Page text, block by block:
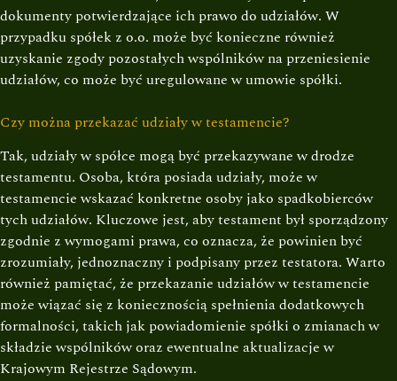
dokumenty potwierdzające ich prawo do udziałów. W
przypadku spółek z o.o. może być konieczne również
uzyskanie zgody pozostałych wspólników na przeniesienie
udziałów, co może być uregulowane w umowie spółki.
Czy można przekazać udziały w testamencie?
Tak, udziały w spółce mogą być przekazywane w drodze
testamentu. Osoba, która posiada udziały, może w
testamencie wskazać konkretne osoby jako spadkobierców
tych udziałów. Kluczowe jest, aby testament był sporządzony
zgodnie z wymogami prawa, co oznacza, że powinien być
zrozumiały, jednoznaczny i podpisany przez testatora. Warto
również pamiętać, że przekazanie udziałów w testamencie
może wiązać się z koniecznością spełnienia dodatkowych
formalności, takich jak powiadomienie spółki o zmianach w
składzie wspólników oraz ewentualne aktualizacje w
Krajowym Rejestrze Sądowym.